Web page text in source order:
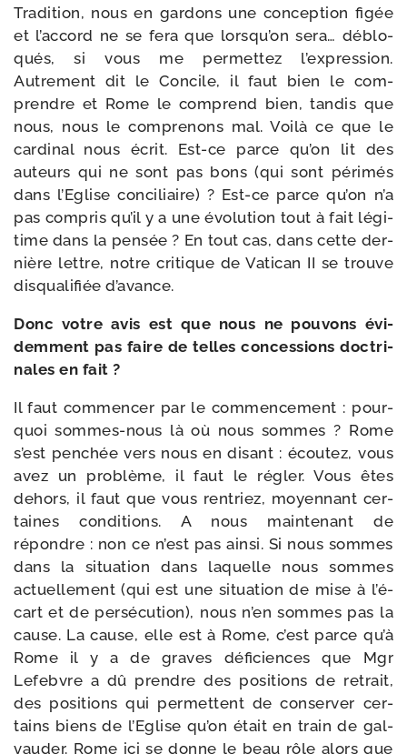
Tradition, nous en gar­dons une concep­tion figée
et l’ac­cord ne se fera que lors­qu’on sera… déblo­
qués, si vous me per­met­tez l’ex­pres­sion.
Autrement dit le Concile, il faut bien le com­
prendre et Rome le com­prend bien, tan­dis que
nous, nous le com­pre­nons mal. Voilà ce que le
car­di­nal nous écrit. Est-​ce parce qu’on lit des
auteurs qui ne sont pas bons (qui sont péri­més
dans l’Eglise conci­liaire) ? Est-​ce parce qu’on n’a
pas com­pris qu’il y a une évo­lu­tion tout à fait légi­
time dans la pen­sée ? En tout cas, dans cette der­
nière lettre, notre cri­tique de Vatican II se trouve
dis­qua­li­fiée d’avance.
Donc votre avis est que nous ne pou­vons évi­
dem­ment pas faire de telles conces­sions doc­tri­
nales en fait ?
Il faut com­men­cer par le com­men­ce­ment : pour­
quoi sommes-​nous là où nous sommes ? Rome
s’est pen­chée vers nous en disant : écou­tez, vous
avez un pro­blème, il faut le régler. Vous êtes
dehors, il faut que vous ren­triez, moyen­nant cer­
taines condi­tions. A nous main­te­nant de
répondre : non ce n’est pas ain­si. Si nous sommes
dans la situa­tion dans laquelle nous sommes
actuel­le­ment (qui est une situa­tion de mise à l’é­
cart et de per­sé­cu­tion), nous n’en sommes pas la
cause. La cause, elle est à Rome, c’est parce qu’à
Rome il y a de graves défi­ciences que Mgr
Lefebvre a dû prendre des posi­tions de retrait,
des posi­tions qui per­mettent de conser­ver cer­
tains biens de l’Eglise qu’on était en train de gal­
vau­der. Rome ici se donne le beau rôle alors que